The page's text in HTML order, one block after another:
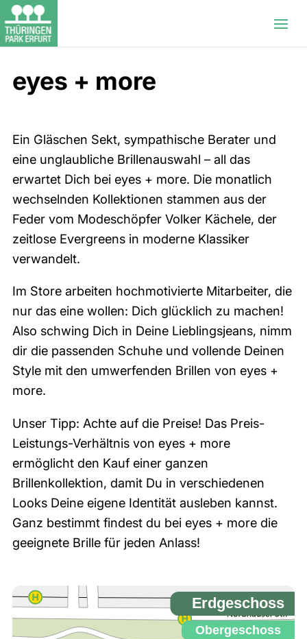
eyes + more
Ein Gläschen Sekt, sympathische Berater und
eine unglaubliche Brillenauswahl – all das
erwartet Dich bei eyes + more. Die monatlich
wechselnden Kollektionen stammen aus der
Feder vom Modeschöpfer Volker Kächele, der
zeitlose Evergreens in moderne Klassiker
verwandelt.
Im Store arbeiten hochmotivierte Mitarbeiter, die
nur das eine wollen: Dich glücklich zu machen!
Also schwing Dich in Deine Lieblingsjeans, nimm
dir die passenden Schuhe und vollende Deinen
Style mit den umwerfenden Brillen von eyes +
more.
Unser Tipp: Achte auf die Preise! Das Preis-
Leistungs-Verhältnis von eyes + more
ermöglicht den Kauf einer ganzen
Brillenkollektion, damit Du in verschiedenen
Looks Deine eigene Identität ausleben kannst.
Ganz bestimmt findest du bei eyes + more die
geeignete Brille für jeden Anlass!